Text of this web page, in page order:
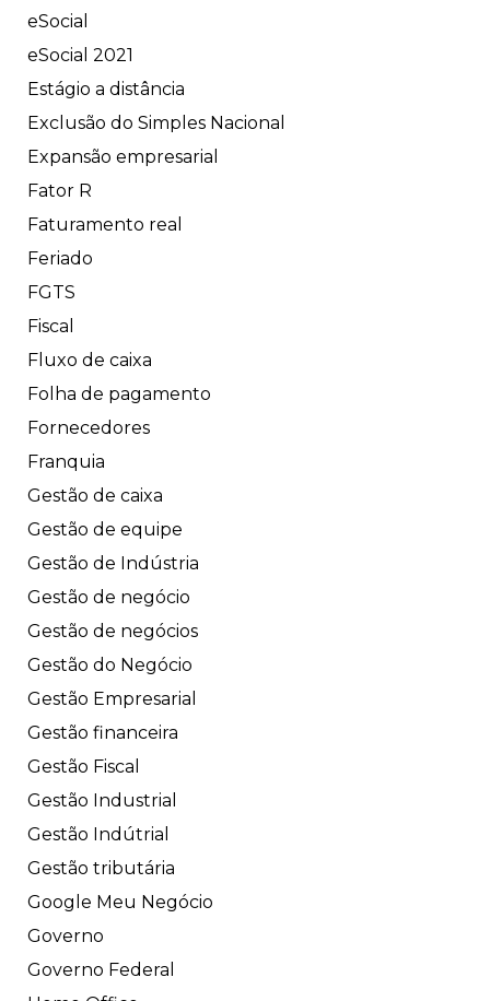
eSocial
eSocial 2021
Estágio a distância
Exclusão do Simples Nacional
Expansão empresarial
Fator R
Faturamento real
Feriado
FGTS
Fiscal
Fluxo de caixa
Folha de pagamento
Fornecedores
Franquia
Gestão de caixa
Gestão de equipe
Gestão de Indústria
Gestão de negócio
Gestão de negócios
Gestão do Negócio
Gestão Empresarial
Gestão financeira
Gestão Fiscal
Gestão Industrial
Gestão Indútrial
Gestão tributária
Google Meu Negócio
Governo
Governo Federal